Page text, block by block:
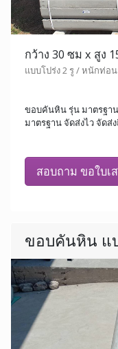
กว้าง 30 ซม x สูง
แบบโปร่ง 2 รู / หนักท่อ
ขอบคันหิน รุ่น มาตรฐา
มาตรฐาน จัดส่งไว จัดส่
สอบถาม ขอใบเ
ขอบคันหิน แ